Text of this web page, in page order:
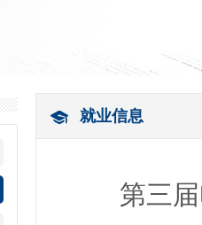
就业信息
第三